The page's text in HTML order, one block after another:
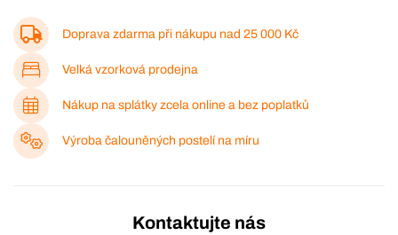
Doprava zdarma při nákupu nad 25 000 Kč
Velká vzorková prodejna
Nákup na splátky zcela online a bez poplatků
Výroba čalouněných postelí na míru
Kontaktujte nás